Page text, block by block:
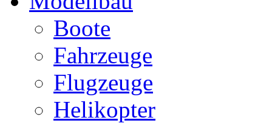
Boote
Fahrzeuge
Flugzeuge
Helikopter